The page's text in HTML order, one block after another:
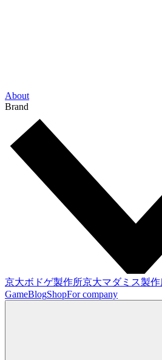
About
Brand
京大ボドゲ製作所京大マダミス製作
GameBlogShopFor company